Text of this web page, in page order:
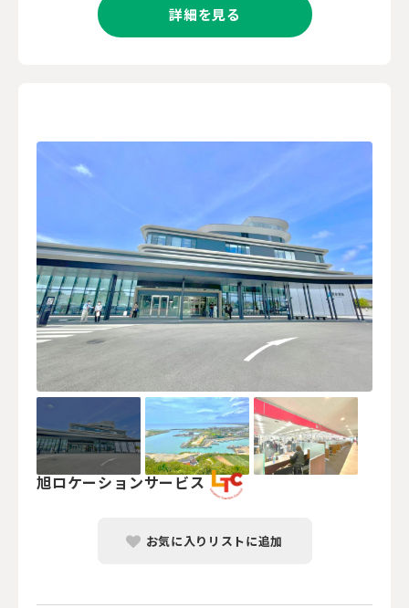
詳細を見る
旭ロケーションサービス
お気に入りリストに追加